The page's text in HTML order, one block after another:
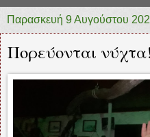
Παρασκευή 9 Αυγούστου
Πορεύονται